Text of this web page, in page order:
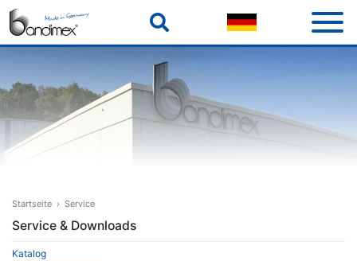
Skip
content
Startseite › Service
Service & Downloads
Katalog